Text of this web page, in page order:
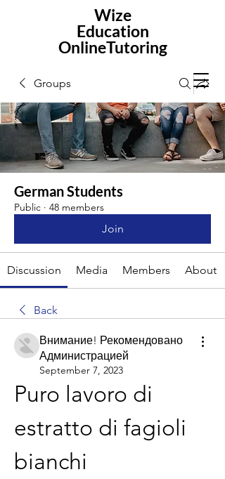
Wize
Education
OnlineTutoring
Groups
German Students
Public · 48 members
Join
Discussion Media Members About
Back
Внимание! Рекомендовано
Администрацией
September 7, 2023
Puro lavoro di
estratto di fagioli
bianchi